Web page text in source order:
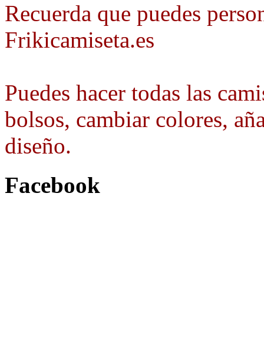
Recuerda que puedes
Frikicamiseta.es
Puedes hacer todas las
bolsos, cambiar colores,
diseño.
Facebook